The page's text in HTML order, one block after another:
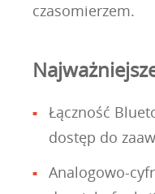
czasomierzem.
Łączność
dostęp do
Analogowo-